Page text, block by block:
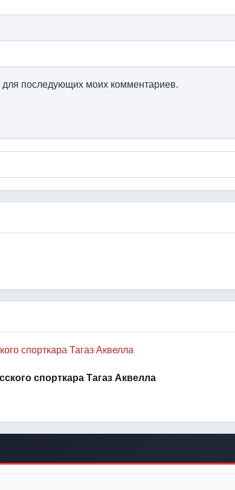
последующих моих комментариев.
спорткара Тагаз Аквелла